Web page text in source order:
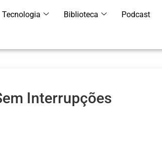
Tecnologia Biblioteca Podcast
Interrupções